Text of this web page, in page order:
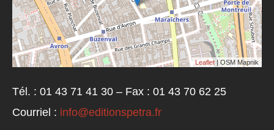
Leaflet | OSM Mapnik
Tél. : 01 43 71 41 30 – Fax : 01 43 70 62 25
Courriel : info@editionspetra.fr